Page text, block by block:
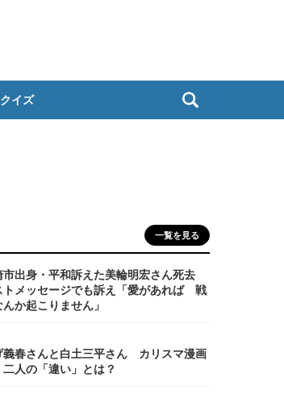
クイズ
一覧を見る
市出身・平和訴えた美輪明宏さん死去
トメッセージでも訴え「愛があれば 戦
か起こりません」
義春さんと白土三平さん カリスマ漫画
二人の「違い」とは？